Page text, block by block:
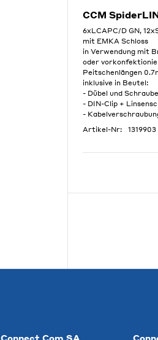
CCM
6xLCAPC/D GN,
mit EMKA Schloss
in Verwendung mit
oder
Peitschenlängen
inklusive in Beutel:
- Dübel und
- DIN-Clip +
-
Artikel-Nr:
1319903
Connect Com SA